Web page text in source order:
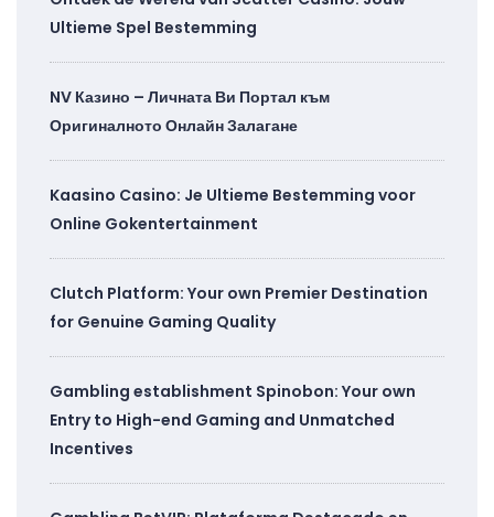
Ultieme Spel Bestemming
NV Казино – Личната Ви Портал към
Оригиналното Онлайн Залагане
Kaasino Casino: Je Ultieme Bestemming voor
Online Gokentertainment
Clutch Platform: Your own Premier Destination
for Genuine Gaming Quality
Gambling establishment Spinobon: Your own
Entry to High-end Gaming and Unmatched
Incentives